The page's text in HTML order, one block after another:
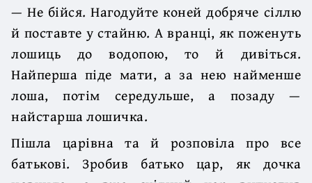
— Не бійся. Нагодуйте коней добряче сіллю
й поставте у стайню. А вранці, як поженуть
лошиць до водопою, то й дивіться.
Найперша піде мати, а за нею найменше
лоша, потім середульше, а позаду —
найстарша лошичка.
Пішла царівна та й розповіла про все
батькові. Зробив батько цар, як дочка